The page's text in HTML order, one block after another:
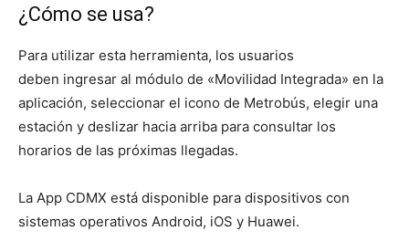
¿Cómo se usa?
Para utilizar esta herramienta, los usuarios
deben ingresar al módulo de «Movilidad Integrada» en la
aplicación, seleccionar el icono de Metrobús, elegir una
estación y deslizar hacia arriba para consultar los
horarios de las próximas llegadas.
La App CDMX está disponible para dispositivos con
sistemas operativos Android, iOS y Huawei.